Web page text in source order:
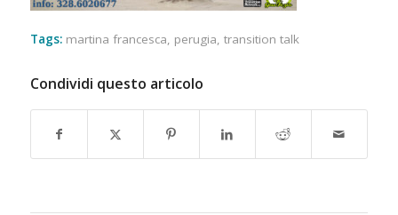
Tags: martina francesca perugia transition talk
Condividi questo articolo